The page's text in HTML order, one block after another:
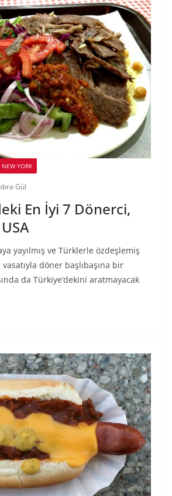
NEW YORK
Gül
En İyi 7 Dönerci,
yayılmış ve Türklerle özdeşlemiş
döner başlıbaşına bir
da Türkiye’dekini aratmayacak